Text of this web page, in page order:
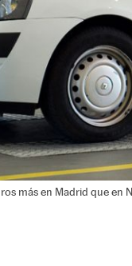
más en Madrid que en